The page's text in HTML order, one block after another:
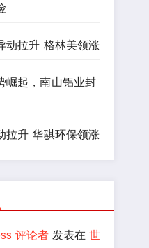
动拉升 格林美领涨
崛起，南山铝业封
拉升 华骐环保领涨
评论者发表在 世